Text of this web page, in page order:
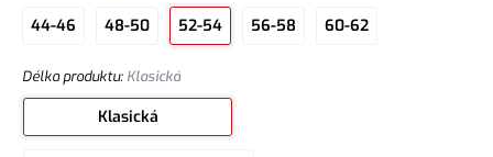
44-46 48-50 52-54 56-58 60-62
Délka produktu: Klasická
Klasická